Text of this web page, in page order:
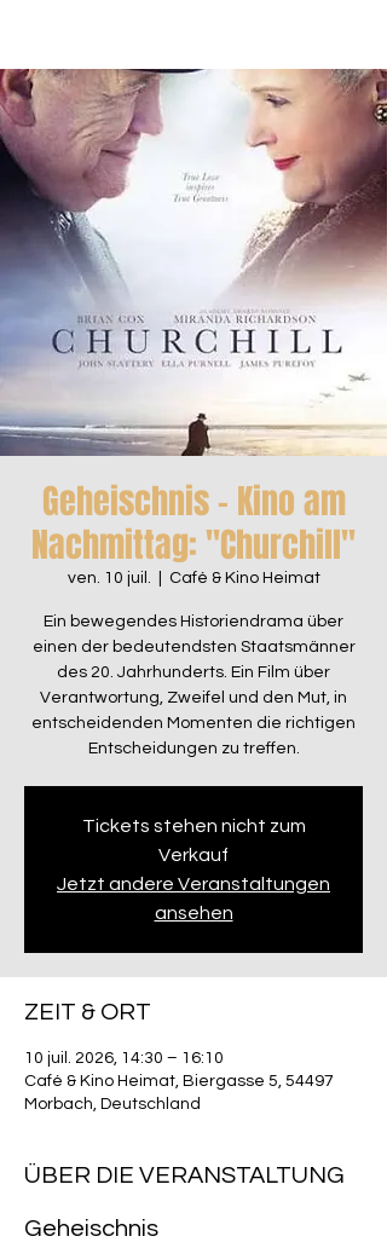
Geheischnis – Kino am
Nachmittag: "Churchill"
ven. 10 juil. Café & Kino Heimat
Ein bewegendes Historiendrama über
einen der bedeutendsten Staatsmänner
des 20. Jahrhunderts. Ein Film über
Verantwortung, Zweifel und den Mut, in
entscheidenden Momenten die richtigen
Entscheidungen zu treffen.
Tickets stehen nicht zum
Verkauf
Jetzt andere Veranstaltungen
ansehen
ZEIT & ORT
10 juil. 2026, 14:30 – 16:10
Café & Kino Heimat, Biergasse 5, 54497
Morbach, Deutschland
ÜBER DIE VERANSTALTUNG
Geheischnis